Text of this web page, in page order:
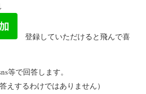
登録していただけると飛んで喜
等で回答します。
えするわけではありません）